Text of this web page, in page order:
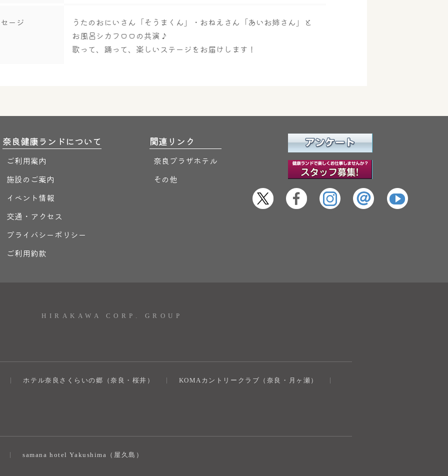
ージ
うたのおにいさん「そうまくん」・おねえさん「あいお姉さん」と
お風呂シカフロロの共演♪
歌って、踊って、楽しいステージをお届けします！
奈良健康ランドについて
ご利用案内
施設のご案内
イベント情報
交通・アクセス
プライバシーポリシー
ご利用約款
関連リンク
奈良プラザホテル
その他
HIRAKAWA CORP. GROUP
ホテル奈良さくらいの郷（奈良・桜井）
KOMAカントリークラブ（奈良・月ヶ瀬）
samana hotel Yakushima（屋久島）
奈良健康ランド
AIコンシェルジュ